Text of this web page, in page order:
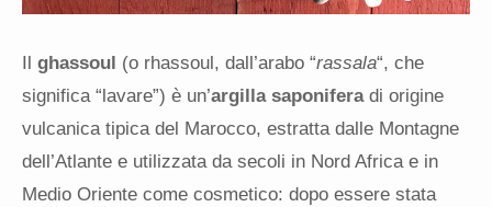
ghassoul (o rhassoul, dall’arabo “rassala“, che
significa “lavare”) è un’argilla saponifera di origine
vulcanica tipica del Marocco, estratta dalle Montagne
dell’Atlante e utilizzata da secoli in Nord Africa e in
Medio Oriente come cosmetico: dopo essere stata